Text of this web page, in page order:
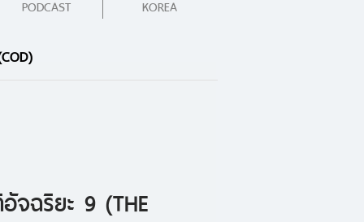
PODCAST KOREA
จฉริยะ 9 (THE